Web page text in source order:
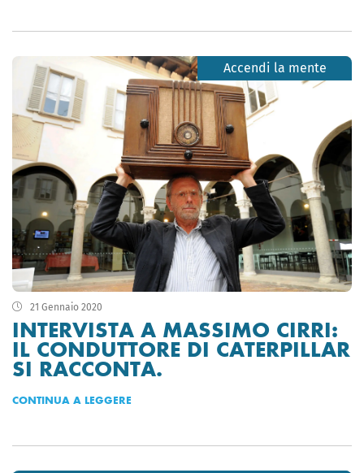
Accendi la mente
21 Gennaio 2020
INTERVISTA A MASSIMO CIRRI:
IL CONDUTTORE DI CATERPILLAR
SI RACCONTA.
CONTINUA A LEGGERE